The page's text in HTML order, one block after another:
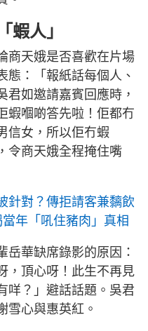
蝦人」
商天娥是否喜歡在片場
態：「報紙話每個人、
君如邀請嘉賓回應時，
蝦嗰啲答先啦！佢都冇
信女，所以佢冇蝦
令商天娥全程掩住嘴
針對？傳拒請客兼黐飲
年「吼住豬肉」真相
岳華缺席錄影的原因：
，頂心呀！此生不再見
咩？」避話話題。吳君
雪心與惠英紅。